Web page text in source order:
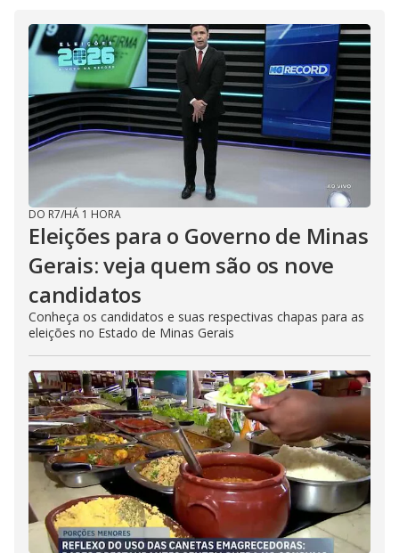
DO R7/HÁ 1 HORA
Eleições para o Governo de Minas
Gerais: veja quem são os nove
candidatos
Conheça os candidatos e suas respectivas chapas para as
eleições no Estado de Minas Gerais